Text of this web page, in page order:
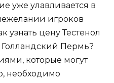
уже улавливается в
игроков
узнать цену Тестенол
Пермь?
которые могут
необходимо